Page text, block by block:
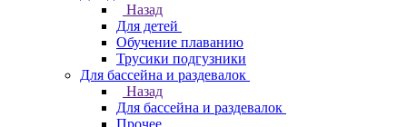
Назад
Для детей
Обучение плаванию
Трусики подгузники
Для бассейна и раздевалок
Назад
Для бассейна и раздевалок
Прочее